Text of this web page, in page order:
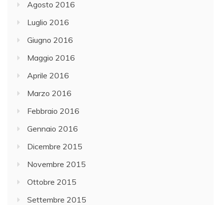
Agosto 2016
Luglio 2016
Giugno 2016
Maggio 2016
Aprile 2016
Marzo 2016
Febbraio 2016
Gennaio 2016
Dicembre 2015
Novembre 2015
Ottobre 2015
Settembre 2015